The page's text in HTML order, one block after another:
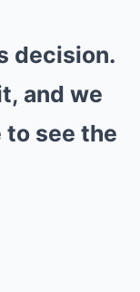
decision.
and we
to see the